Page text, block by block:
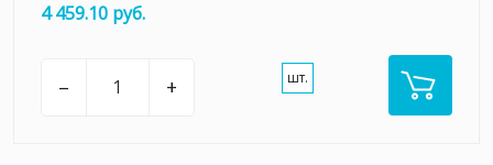
4 459.10 руб.
– + шт.